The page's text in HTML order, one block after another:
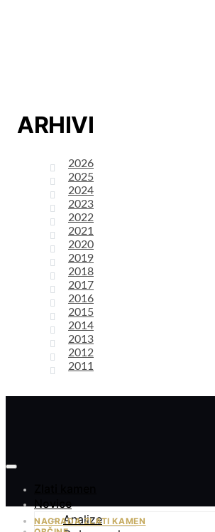
ARHIVI
2026
2025
2024
2023
2022
2021
2020
2019
2018
2017
2016
2015
2014
2013
2012
2011
Novice
Analize
NAGRADA ZLATI KAMEN